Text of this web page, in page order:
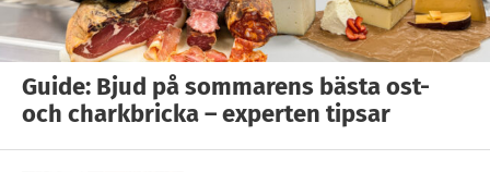
Guide: Bjud på sommarens bästa ost-
och charkbricka – experten tipsar